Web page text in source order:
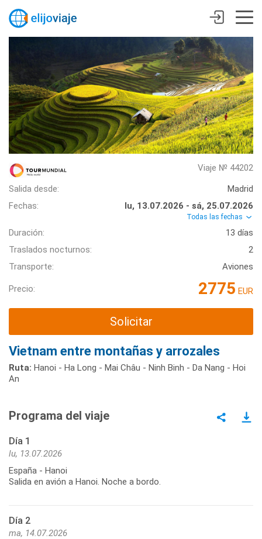
Viaje № 44202
Salida desde:
Madrid
Fechas:
lu, 13.07.2026 - sá, 25.07.2026
Todas las fechas
Duración:
13 días
Traslados nocturnos:
2
Transporte:
Aviones
Precio: 2775 EUR
Solicitar
Vietnam entre montañas y arrozales
Ruta: Hanoi - Ha Long - Mai Châu - Ninh Binh - Da Nang - Hoi
An
Programa del viaje
Día 1
lu, 13.07.2026
España - Hanoi
Salida en avión a Hanoi. Noche a bordo.
Día 2
ma, 14.07.2026